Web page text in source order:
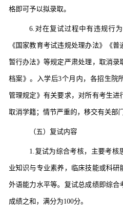
格即可予以拟录取。
6.对在复试过程中有违规行
《国家教育考试违规处理办法》《
暂行办法》等规定严肃处理，取消
档案》。入学后3个月内，各招生院
管理规定》有关要求，对所有考生进
取消学籍；情节严重的，移交有关部
（五）复试内容
1.复试为综合考核，主要考核
业知识与专业素养，临床技能或科研
外语能力水平等。复试总成绩即综合
成绩之和，满分为100分。